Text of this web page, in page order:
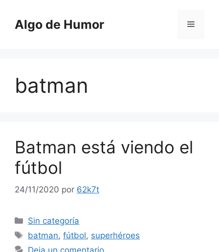
contenido
Algo de Humor Menú
batman
Batman está viendo el
fútbol
24/11/2020 por 62k7t
Categorías
Sin categoría
Etiquetas
batman,fútbol, superhéroes
Deja un comentario